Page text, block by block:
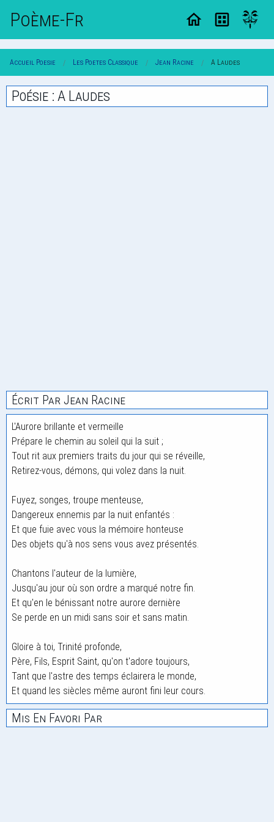
Poème-Fr
Accueil Poesie Les Poetes Classique Jean Racine A Laudes
Poésie : A Laudes
Écrit Par Jean Racine
L'Aurore brillante et vermeille
Prépare le chemin au soleil qui la suit ;
Tout rit aux premiers traits du jour qui se réveille,
Retirez-vous, démons, qui volez dans la nuit.
Fuyez, songes, troupe menteuse,
Dangereux ennemis par la nuit enfantés :
Et que fuie avec vous la mémoire honteuse
Des objets qu'à nos sens vous avez présentés.
Chantons l'auteur de la lumière,
Jusqu'au jour où son ordre a marqué notre fin.
Et qu'en le bénissant notre aurore dernière
Se perde en un midi sans soir et sans matin.
Gloire à toi, Trinité profonde,
Père, Fils, Esprit Saint, qu'on t'adore toujours,
Tant que l'astre des temps éclairera le monde,
Et quand les siècles même auront fini leur cours.
Mis En Favori Par